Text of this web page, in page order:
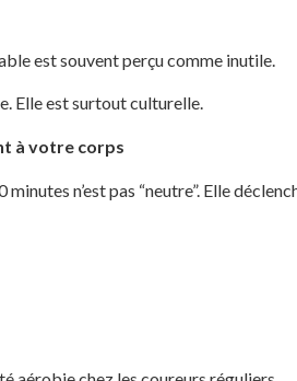
est souvent perçu comme inutile.
Elle est surtout culturelle.
à votre corps
n’est pas “neutre”. Elle